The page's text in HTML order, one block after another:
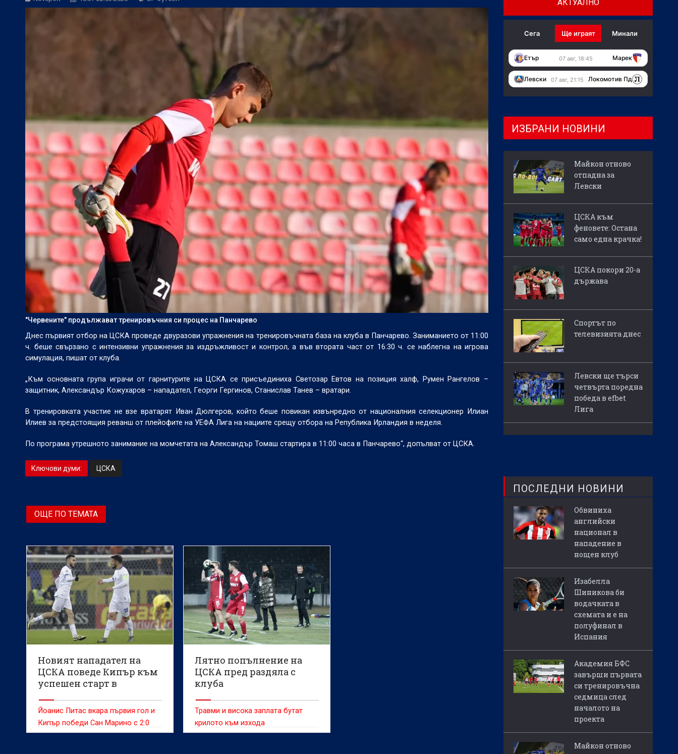
БГ Футбол:ЦСКА към феновете: Остана само една крачка!
ЦСКА покори 20-а държава
"Червените" продължават тренировъчния си процес на Панчарево
Днес първият отбор на ЦСКА проведе двуразови упражнения на тренировъчната база на клуба в Панчарево. Заниманието от 11:00
ч. беше свързано с интензивни упражнения за издръжливост и контрол, а във втората част от 16:30 ч. се наблегна на игрова
симулация, пишат от клуба.
„Към основната група играчи от гарнитурите на ЦСКА се присъединиха Светозар Евтов на позиция халф, Румен Рангелов –
защитник, Александър Кожухаров – нападател, Георги Гергинов, Станислав Танев – вратари.
В тренировката участие не взе вратарят Иван Дюлгеров, който беше повикан извънредно от националния селекционер Илиан
Илиев за предстоящия реванш от плейофите на УЕФА Лига на нациите срещу отбора на Република Ирландия в неделя.
По програма утрешното занимание на момчетата на Александър Томаш стартира в 11:00 часа в Панчарево“, допълват от ЦСКА.
Ключови думи: ЦСКА
ОЩЕ ПО ТЕМАТА
Новият нападател на
ЦСКА поведе Кипър към
успешен старт в
квалификации
Йоанис Питас вкара първия гол и
Кипър победи Сан Марино с 2:0
Лятно попълнение на
ЦСКА пред раздяла с
клуба
Травми и висока заплата бутат
крилото към изхода
АКТУАЛНО
Сега Ще играят Минали
Етър 07 авг, 18:45 Марек
Левски 07 авг, 21:15 Локомотив Пд
ИЗБРАНИ НОВИНИ
Майкон отново
отпадна за
Левски
ЦСКА към
феновете: Остана
само една крачка!
ЦСКА покори 20-а
държава
Спортът по
телевизията днес
Левски ще търси
четвърта поредна
победа в efbet
Лига
ПОСЛЕДНИ НОВИНИ
Обвиниха
английски
национал в
нападение в
нощен клуб
Изабелла
Шиникова би
водачката в
схемата и е на
полуфинал в
Испания
Академия БФС
завърши първата
си тренировъчна
седмица след
началото на
проекта
Майкон отново